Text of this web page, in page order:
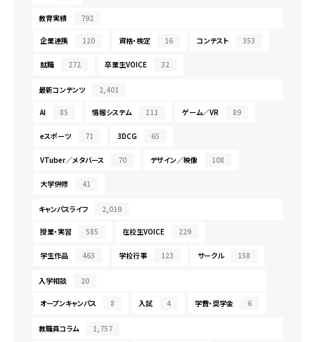
教育実績 792
企業連携 120 資格・検定 16 コンテスト 353
就職 272 卒業生VOICE 32
最新コンテンツ 2,401
AI 85 情報システム 111 ゲーム／VR 89
eスポーツ 71 3DCG 65
VTuber／メタバース 70 デザイン／映像 108
大学併修 41
キャンパスライフ 2,019
授業・実習 585 在校生VOICE 229
学生作品 463 学校行事 123 サークル 158
入学相談 20
オープンキャンパス 8 入試 4 学費・奨学金 6
教職員コラム 1,757